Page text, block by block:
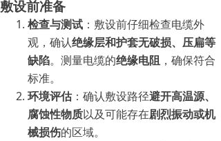
敷设前准备
检查与测试 ：敷设前仔细检查电缆外
观，确认绝缘层和护套无破损、压扁等
缺陷。测量电缆的绝缘电阻 ，确保符合
标准。
环境评估：确认敷设路径避开高温源、
腐蚀性物质以及可能存在剧烈振动或机
械损伤的区域。